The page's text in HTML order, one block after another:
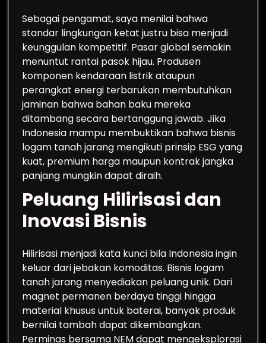
Sebagai pengamat, saya menilai bahwa
standar lingkungan ketat justru bisa menjadi
keunggulan kompetitif. Pasar global semakin
menuntut rantai pasok hijau. Produsen
komponen kendaraan listrik ataupun
perangkat energi terbarukan membutuhkan
jaminan bahwa bahan baku mereka
ditambang secara bertanggung jawab. Jika
Indonesia mampu membuktikan bahwa bisnis
logam tanah jarang mengikuti prinsip ESG yang
kuat, premium harga maupun kontrak jangka
panjang mungkin dapat diraih.
Peluang Hilirisasi dan
Inovasi Bisnis
Hilirisasi menjadi kata kunci bila Indonesia ingin
keluar dari jebakan komoditas. Bisnis logam
tanah jarang menyediakan peluang unik. Dari
magnet permanen berdaya tinggi hingga
material khusus untuk baterai, banyak produk
bernilai tambah dapat dikembangkan.
Perminas bersama NEM dapat mengeksplorasi